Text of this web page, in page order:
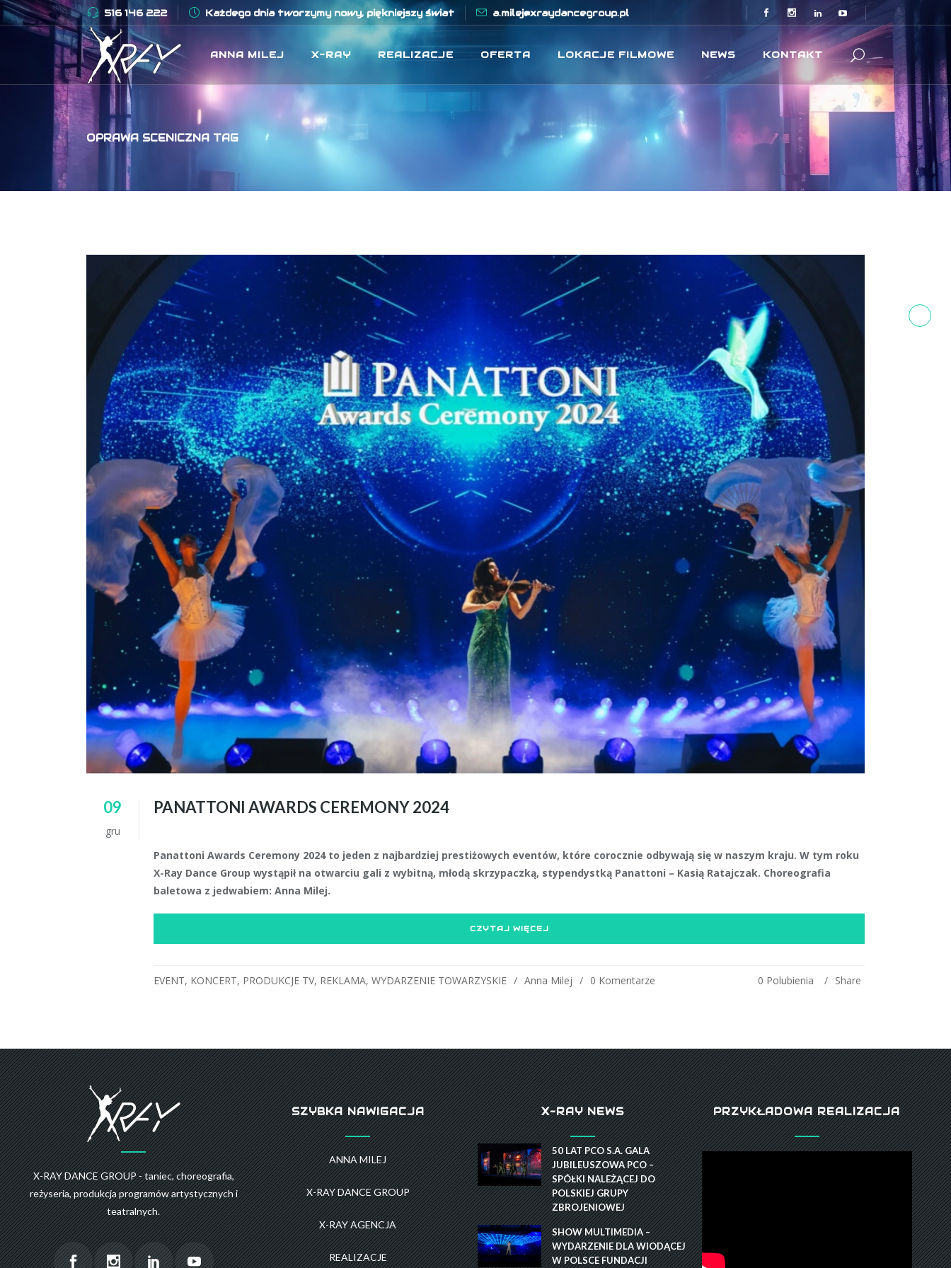
516 146 222 Każdego dnia tworzymy nowy, piękniejszy świat a.milej@xraydancegroup.pl
ANNA MILEJ X-RAY REALIZACJE OFERTA LOKACJE FILMOWE NEWS KONTAKT
OPRAWA SCENICZNA TAG
09
gru
PANATTONI AWARDS CEREMONY 2024
Panattoni Awards Ceremony 2024 to jeden z najbardziej prestiżowych eventów, które corocznie odbywają się w naszym kraju. W tym roku
X-Ray Dance Group wystąpił na otwarciu gali z wybitną, młodą skrzypaczką, stypendystką Panattoni – Kasią Ratajczak. Choreografia
baletowa z jedwabiem: Anna Milej.
CZYTAJ WIĘCEJ
EVENT, KONCERT, PRODUKCJE TV, REKLAMA, WYDARZENIE TOWARZYSKIE Anna Milej 0 Komentarze Share
0 Polubienia
X-RAY DANCE GROUP - taniec, choreografia,
reżyseria, produkcja programów artystycznych i
teatralnych.
SZYBKA NAWIGACJA
ANNA MILEJ
X-RAY DANCE GROUP
X-RAY AGENCJA
REALIZACJE
X-RAY NEWS
50 LAT PCO S.A. GALA
JUBILEUSZOWA PCO –
SPÓŁKI NALEŻĄCEJ DO
POLSKIEJ GRUPY
ZBROJENIOWEJ
SHOW MULTIMEDIA –
WYDARZENIE DLA WIODĄCEJ
W POLSCE FUNDACJI
PRZYKŁADOWA REALIZACJA